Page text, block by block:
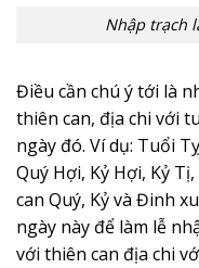
Nhập trạch
Điều cần chú ý tới là
thiên can, địa chi với
ngày đó. Ví dụ: Tuổi
Quý Hợi, Kỷ Hợi, Kỷ
can Quý, Kỷ và Đinh
ngày này để làm lễ
với thiên can địa chi